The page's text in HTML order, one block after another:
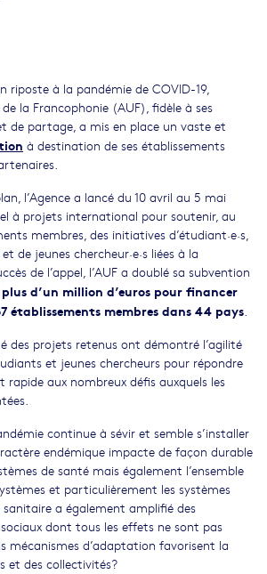
riposte à la pandémie de COVID-19,
la Francophonie (AUF), fidèle à ses
de partage, a mis en place un vaste et
à destination de ses établissements
l’Agence a lancé du 10 avril au 5 mai
à projets international pour soutenir, au
membres, des initiatives d’étudiant·e·s,
et de jeunes chercheur·e·s liées à la
de l’appel, l’AUF a doublé sa subvention
plus d’un million d’euros pour financer
établissements membres dans 44 pays.
des projets retenus ont démontré l’agilité
et jeunes chercheurs pour répondre
aux nombreux défis auxquels les
continue à sévir et semble s’installer
endémique impacte de façon durable
de santé mais également l’ensemble
et particulièrement les systèmes
a également amplifié des
dont tous les effets ne sont pas
mécanismes d’adaptation favorisent la
et des collectivités?